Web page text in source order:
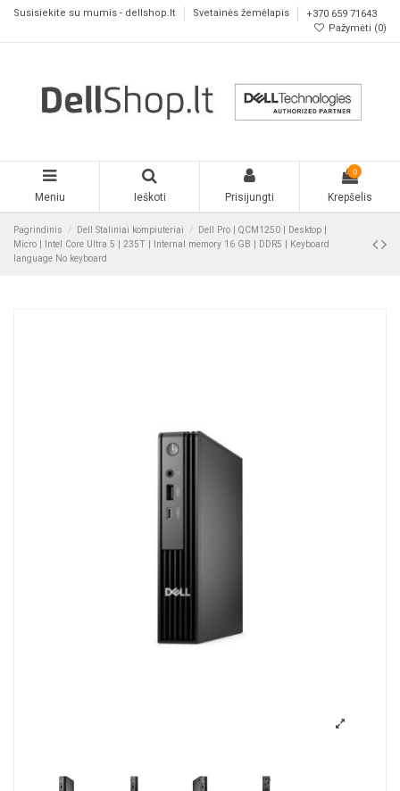
Susisiekite su mumis - dellshop.lt Svetainės žemėlapis
+370 659 71643
Pažymėti (0)
Meniu Ieškoti Prisijungti
0
Krepšelis
Pagrindinis Dell Staliniai kompiuteriai
Dell Pro | QCM1250 | Desktop |
Micro | Intel Core Ultra 5 | 235T | Internal memory 16 GB | DDR5 | Keyboard
language No keyboard